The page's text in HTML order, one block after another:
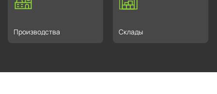
Производства Склады